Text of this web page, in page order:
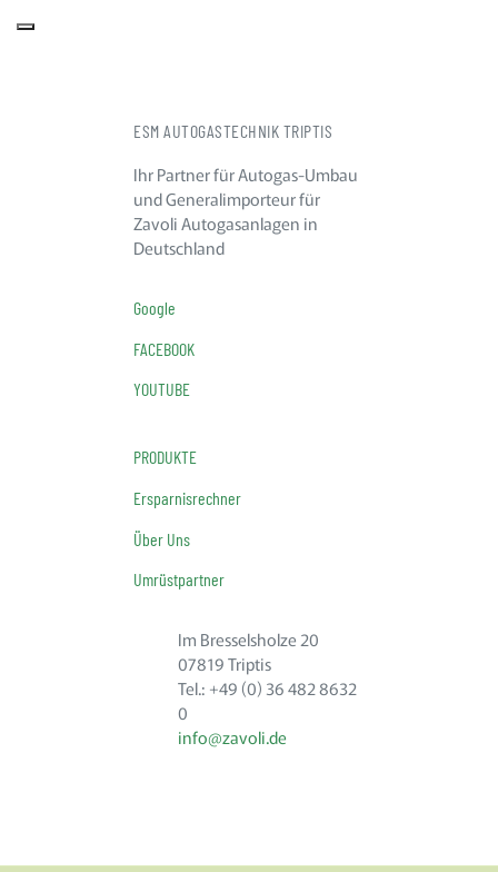
ESM AUTOGASTECHNIK TRIPTIS
Ihr Partner für Autogas-Umbau
und Generalimporteur für
Zavoli Autogasanlagen in
Deutschland
Google
FACEBOOK
YOUTUBE
PRODUKTE
Ersparnisrechner
Über Uns
Umrüstpartner
Im Bresselsholze 20
07819 Triptis
Tel.: +49 (0) 36 482 8632
0
info@zavoli.de